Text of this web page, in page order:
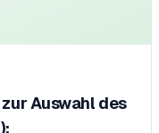
Auswahl des